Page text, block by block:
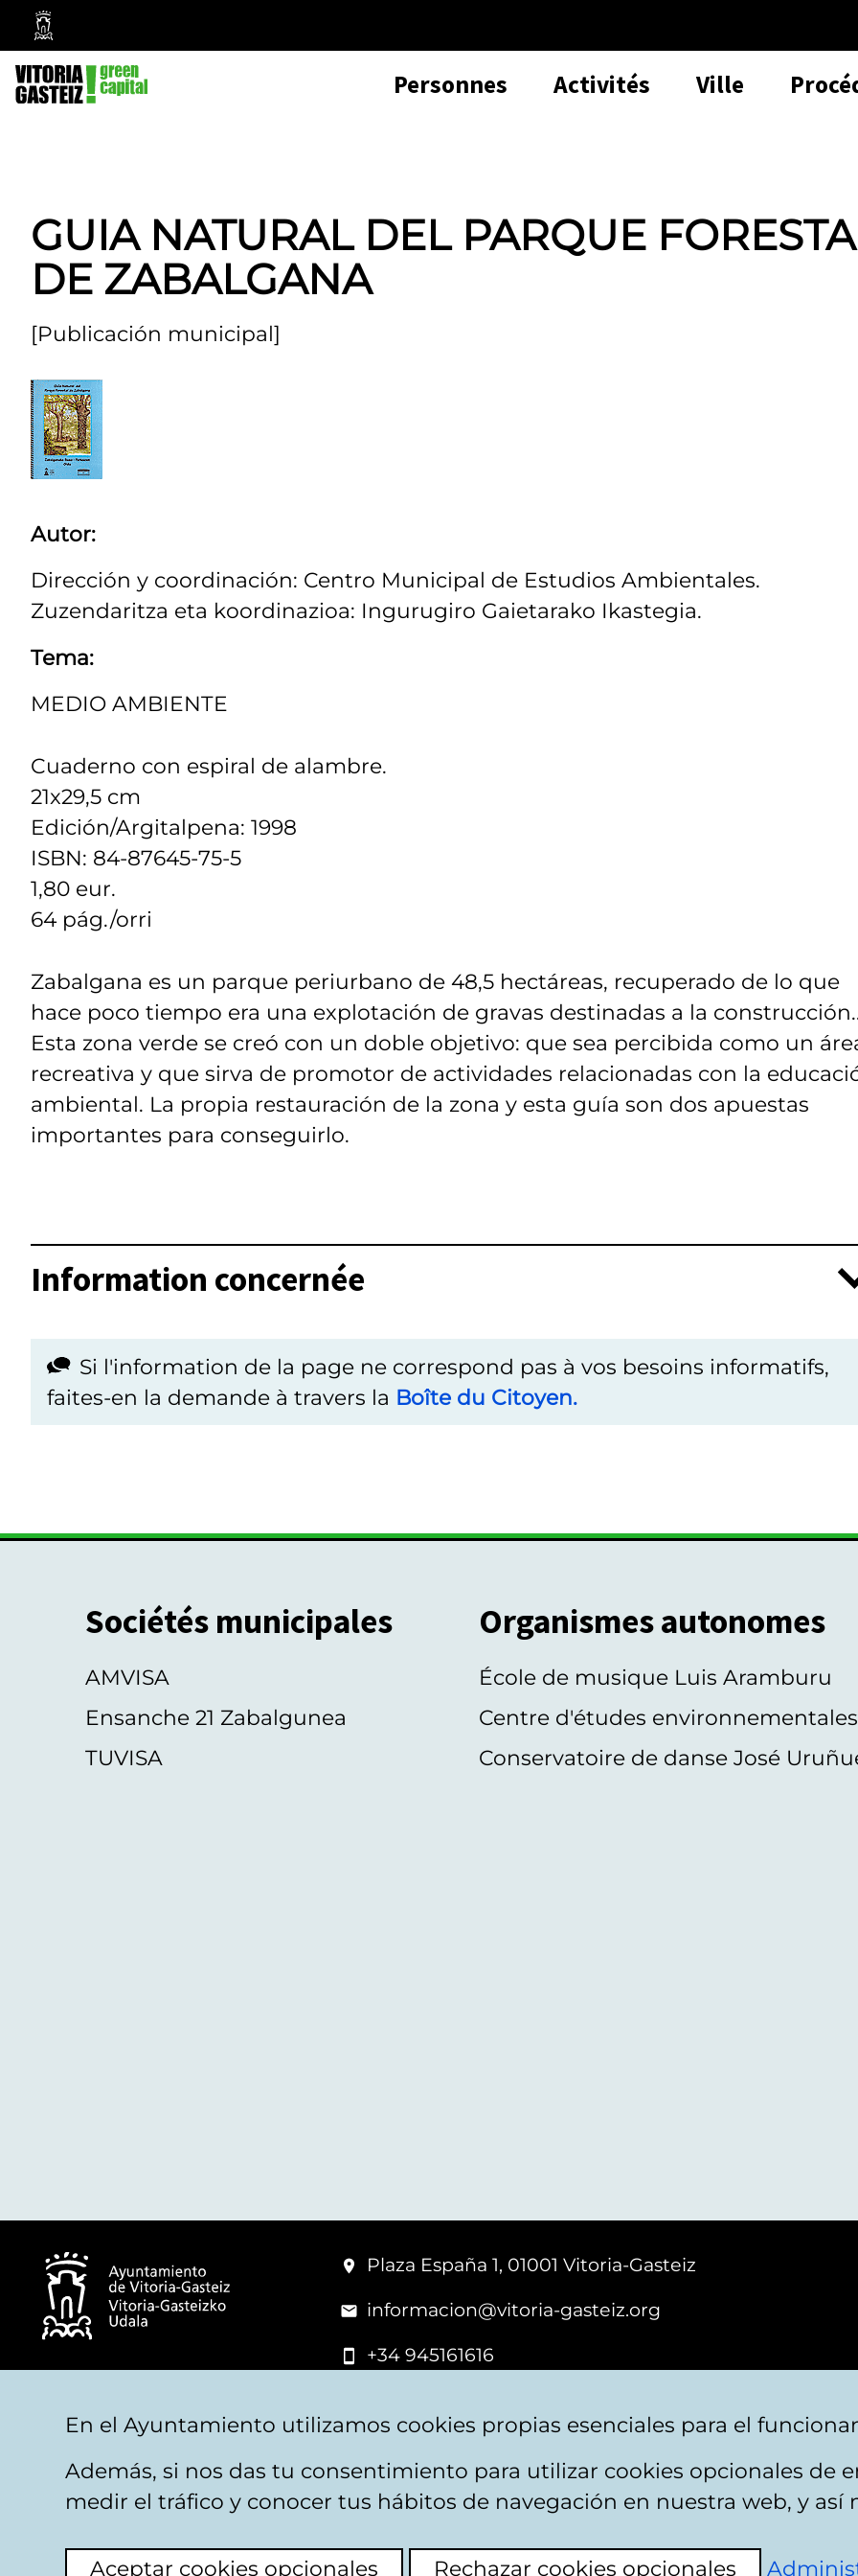
Mairie
de
Vitoria-
Gasteiz
Personnes Activités Ville
GUIA NATURAL DEL PARQUE
DE ZABALGANA
[Publicación municipal]
Autor:
Dirección y coordinación: Centro Municipal de Estudios Ambientales.
Zuzendaritza eta koordinazioa: Ingurugiro Gaietarako Ikastegia.
Tema:
MEDIO AMBIENTE
Cuaderno con espiral de alambre.
21x29,5 cm
Edición/Argitalpena: 1998
ISBN: 84-87645-75-5
1,80 eur.
64 pág./orri
Zabalgana es un parque periurbano de 48,5 hectáreas, recuperado de lo que
hace poco tiempo era una explotación de gravas destinadas a la
Esta zona verde se creó con un doble objetivo: que sea percibida como un
recreativa y que sirva de promotor de actividades relacionadas con la
ambiental. La propia restauración de la zona y esta guía son dos apuestas
importantes para conseguirlo.
Information concernée
Si l'information de la page ne correspond pas à vos besoins informatifs,
faites-en la demande à travers la Boîte du Citoyen.
Sociétés municipales
AMVISA
Ensanche 21 Zabalgunea
TUVISA
Organismes autonomes
École de musique Luis Aramburu
Centre d'études environnementales
Conservatoire de danse José
Plaza España 1, 01001 Vitoria-Gasteiz
informacion@vitoria-gasteiz.org
+34 945161616
Mentions légalesConfidentialité Politica de cookies Plan du site Accessibilité Contact
En el Ayuntamiento utilizamos cookies propias esenciales para el
Además, si nos das tu consentimiento para utilizar cookies opcionales de
medir el tráfico y conocer tus hábitos de navegación en nuestra web, y así
Aceptar cookies opcionales Rechazar cookies opcionales